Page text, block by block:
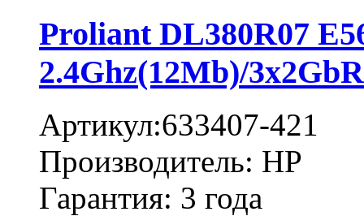
Proliant DL380R07
2.4Ghz(12Mb)/
Артикул:633407-421
Производитель: HP
Гарантия: 3 года